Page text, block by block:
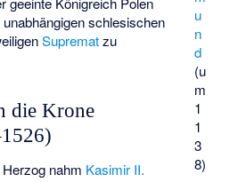
u
n
d
(u
m
1
1
3
8)
schlesischen
Suprematzu
die Krone
nahm Kasimir II.